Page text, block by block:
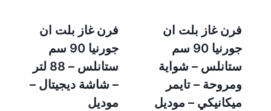
فرن غاز بلت ان
جورنيا 90 سم
ستانلس – شواية
ومروحة – تايمر
ميكانيكي – موديل
فرن غاز بلت ان
جورنيا 90 سم
ستانلس – 88 لتر
– شاشة ديجيتال –
موديل